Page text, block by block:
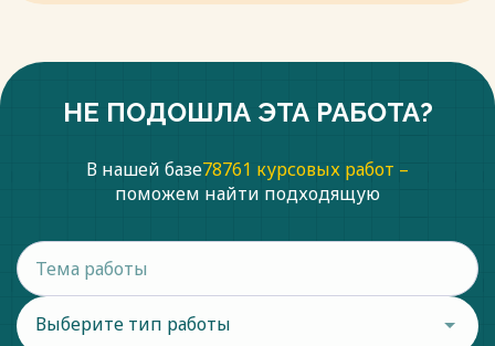
НЕ ПОДОШЛА ЭТА РАБОТА?
В нашей базе78761 курсовых работ –
поможем найти подходящую
Выберите тип работы